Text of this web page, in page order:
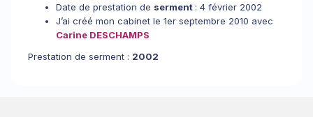
Date de prestation de serment : 4 février 2002
J’ai créé mon cabinet le 1er septembre 2010 avec
Carine DESCHAMPS
Prestation de serment : 2002